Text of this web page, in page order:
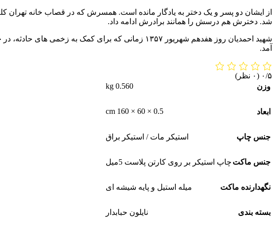
از ایشان دو پسر و یک دختر به یادگار مانده است. همسرش که در قصاب خانه
شد. دخترش هم درسش را همانند برادرش ادامه داد.
شهید احمدیان روز هفدهم شهریور ۱۳۵۷ زمانی که برای
آمد.
‫۰/۵ ‫(۰ نظر)
وزن
0.560 kg
ابعاد 0.5 × 60 × 160 cm
جنس چاپ استیکر مات / استیکر براق
جنس ماکت چاپ استیکر بر روی کارتن پلاست 5میل
نگهدارنده ماکت میله استیل و پایه شیشه ای
بسته بندی نایلون حبابدار